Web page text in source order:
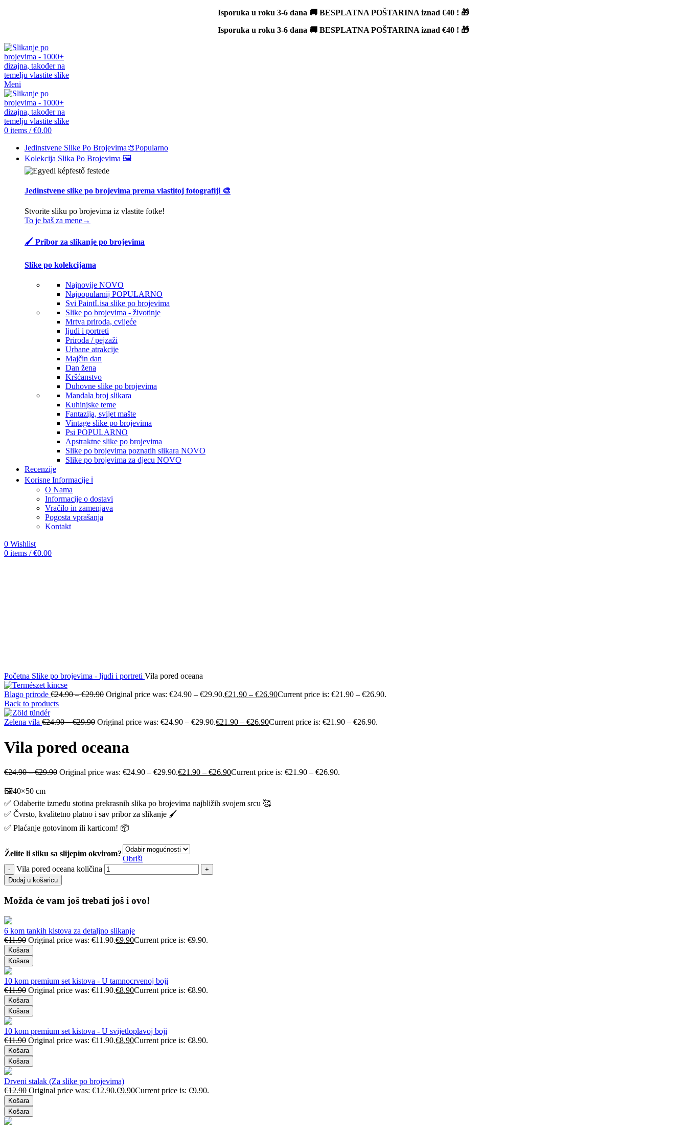
Isporuka u roku 3-6 dana 🚚 BESPLATNA POŠTARINA iznad €40 ! 🎁
Isporuka u roku 3-6 dana 🚚 BESPLATNA POŠTARINA iznad €40 ! 🎁
Meni
0 items / €0.00
Jedinstvene Slike Po Brojevima🎨Popularno
Kolekcija Slika Po Brojevima 🖼️
Jedinstvene slike po brojevima prema vlastitoj fotografiji 🎨
Stvorite sliku po brojevima iz vlastite fotke!
To je baš za mene→
🖌️ Pribor za slikanje po brojevima
Slike po kolekcijama
Najnovije NOVO
Najpopularnij POPULARNO
Svi PaintLisa slike po brojevima
Slike po brojevima - životinje
Mrtva priroda, cvijeće
ljudi i portreti
Priroda / pejzaži
Urbane atrakcije
Majčin dan
Dan žena
Kršćanstvo
Duhovne slike po brojevima
Mandala broj slikara
Kuhinjske teme
Fantazija, svijet mašte
Vintage slike po brojevima
Psi POPULARNO
Apstraktne slike po brojevima
Slike po brojevima poznatih slikara NOVO
Slike po brojevima za djecu NOVO
Recenzije
Korisne Informacije ℹ️
O Nama
Informacije o dostavi
Vračilo in zamenjava
Pogosta vprašanja
Kontakt
0 Wishlist
0 items / €0.00
Početna Slike po brojevima - ljudi i portreti Vila pored oceana
Blago prirode €24.90–€29.90 Original price was: €24.90 – €29.90.€21.90 – €26.90Current price is: €21.90 – €26.90.
Back to products
Zelena vila €24.90–€29.90 Original price was: €24.90 – €29.90.€21.90 – €26.90Current price is: €21.90 – €26.90.
Vila pored oceana
€24.90–€29.90 Original price was: €24.90 – €29.90.€21.90 – €26.90Current price is: €21.90 – €26.90.
🖼️40×50 cm
✅ Odaberite između stotina prekrasnih slika po brojevima najbližih svojem srcu 🥰
✅ Čvrsto, kvalitetno platno i sav pribor za slikanje 🖌️
✅ Plaćanje gotovinom ili karticom! 📦
Želite li sliku sa slijepim okvirom?
Obriši
Vila pored oceana količina
Dodaj u košaricu
Možda će vam još trebati još i ovo!
6 kom tankih kistova za detaljno slikanje
€11.90 Original price was: €11.90.€9.90Current price is: €9.90.
Košara
Košara
10 kom premium set kistova - U tamnocrvenoj boji
€11.90 Original price was: €11.90.€8.90Current price is: €8.90.
Košara
Košara
10 kom premium set kistova - U svijetloplavoj boji
€11.90 Original price was: €11.90.€8.90Current price is: €8.90.
Košara
Košara
Drveni stalak (Za slike po brojevima)
€12.90 Original price was: €12.90.€9.90Current price is: €9.90.
Košara
Košara